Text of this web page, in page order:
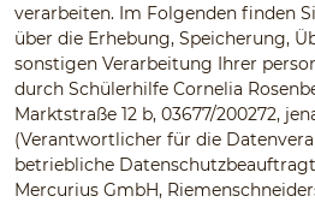
verarbeiten. Im Folgenden finden
über die Erhebung, Speicherung,
sonstigen Verarbeitung Ihrer
durch Schülerhilfe Cornelia
Marktstraße 12 b, 03677/200272,
(Verantwortlicher für die
betriebliche
Mercurius GmbH,